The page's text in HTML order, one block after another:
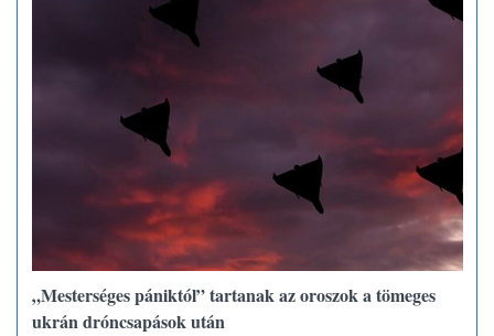
„Mesterséges pániktól” tartanak az oroszok a tömeges
ukrán dróncsapások után